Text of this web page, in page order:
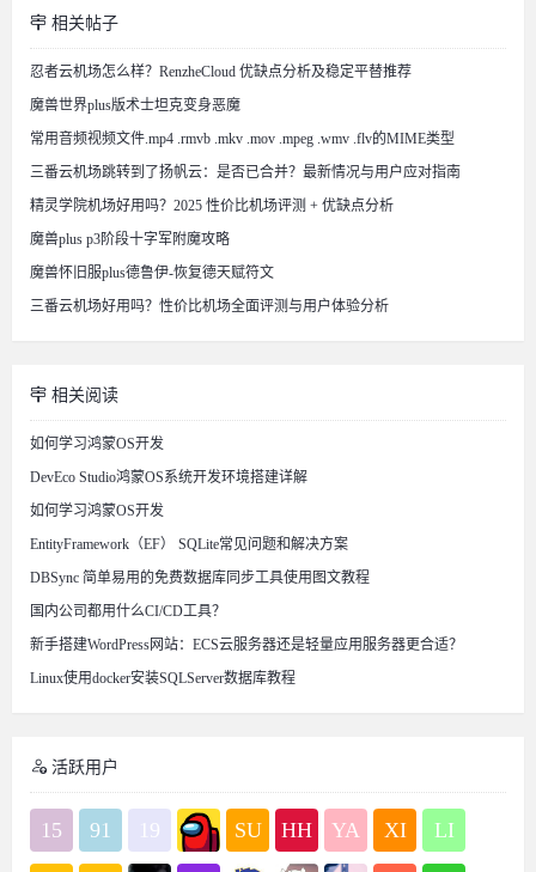
相关帖子
忍者云机场怎么样？RenzheCloud 优缺点分析及稳定平替推荐
魔兽世界plus版术士坦克变身恶魔
常用音频视频文件.mp4 .rmvb .mkv .mov .mpeg .wmv .flv的MIME类型
三番云机场跳转到了扬帆云：是否已合并？最新情况与用户应对指南
精灵学院机场好用吗？2025 性价比机场评测 + 优缺点分析
魔兽plus p3阶段十字军附魔攻略
魔兽怀旧服plus德鲁伊-恢复德天赋符文
三番云机场好用吗？性价比机场全面评测与用户体验分析
相关阅读
如何学习鸿蒙OS开发
DevEco Studio鸿蒙OS系统开发环境搭建详解
如何学习鸿蒙OS开发
EntityFramework（EF） SQLite常见问题和解决方案
DBSync 简单易用的免费数据库同步工具使用图文教程
国内公司都用什么CI/CD工具？
新手搭建WordPress网站：ECS云服务器还是轻量应用服务器更合适？
Linux使用docker安装SQLServer数据库教程
活跃用户
15 91 19 SU HH YA XI LI